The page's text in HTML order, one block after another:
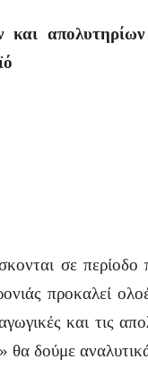
και
σε
προκαλεί
και τις
» θα δούμε